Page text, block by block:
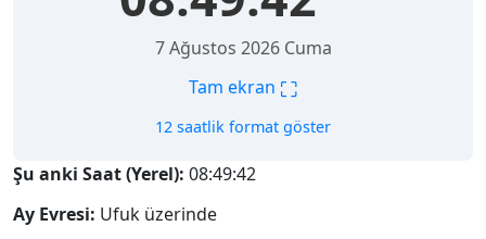
7 Ağustos 2026 Cuma
Tam ekran ⛶
12 saatlik format göster
Şu anki Saat (Yerel): 08:49:43
Ay Evresi: Ufuk üzerinde